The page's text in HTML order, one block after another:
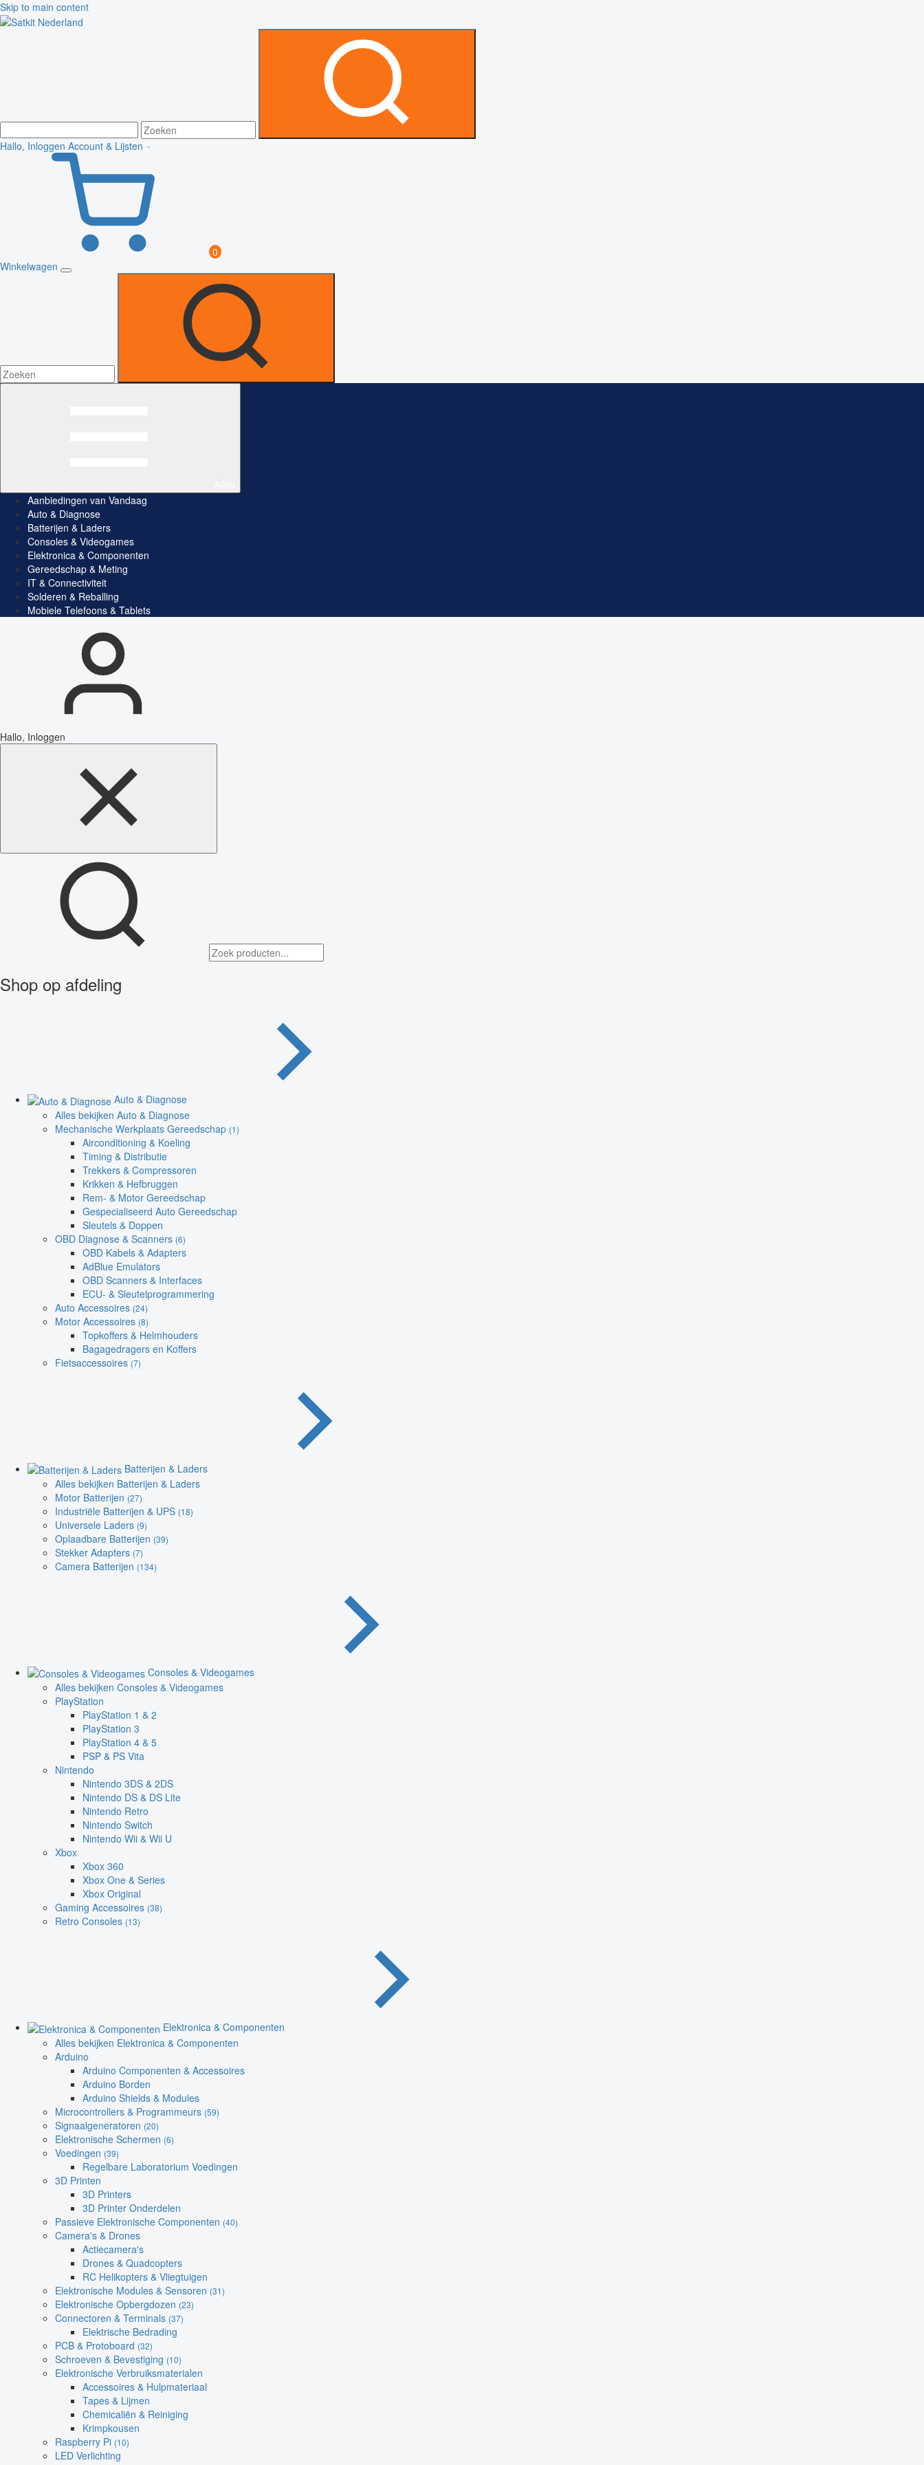
Skip to main content
Hallo, Inloggen Account & Lijsten
0
Winkelwagen
Aanbiedingen van Vandaag
Auto & Diagnose
Batterijen & Laders
Consoles & Videogames
Elektronica & Componenten
Gereedschap & Meting
IT & Connectiviteit
Solderen & Reballing
Mobiele Telefoons & Tablets
Hallo, Inloggen
Shop op afdeling
Auto & Diagnose
Alles bekijken Auto & Diagnose
Mechanische Werkplaats Gereedschap (1)
Airconditioning & Koeling
Timing & Distributie
Trekkers & Compressoren
Krikken & Hefbruggen
Rem- & Motor Gereedschap
Gespecialiseerd Auto Gereedschap
Sleutels & Doppen
OBD Diagnose & Scanners (6)
OBD Kabels & Adapters
AdBlue Emulators
OBD Scanners & Interfaces
ECU- & Sleutelprogrammering
Auto Accessoires (24)
Motor Accessoires (8)
Topkoffers & Helmhouders
Bagagedragers en Koffers
Fietsaccessoires (7)
Batterijen & Laders
Alles bekijken Batterijen & Laders
Motor Batterijen (27)
Industriële Batterijen & UPS (18)
Universele Laders (9)
Oplaadbare Batterijen (39)
Stekker Adapters (7)
Camera Batterijen (134)
Consoles & Videogames
Alles bekijken Consoles & Videogames
PlayStation
PlayStation 1 & 2
PlayStation 3
PlayStation 4 & 5
PSP & PS Vita
Nintendo
Nintendo 3DS & 2DS
Nintendo DS & DS Lite
Nintendo Retro
Nintendo Switch
Nintendo Wii & Wii U
Xbox
Xbox 360
Xbox One & Series
Xbox Original
Gaming Accessoires (38)
Retro Consoles (13)
Elektronica & Componenten
Alles bekijken Elektronica & Componenten
Arduino
Arduino Componenten & Accessoires
Arduino Borden
Arduino Shields & Modules
Microcontrollers & Programmeurs (59)
Signaalgeneratoren (20)
Elektronische Schermen (6)
Voedingen (39)
Regelbare Laboratorium Voedingen
3D Printen
3D Printers
3D Printer Onderdelen
Passieve Elektronische Componenten (40)
Camera's & Drones
Actiecamera's
Drones & Quadcopters
RC Helikopters & Vliegtuigen
Elektronische Modules & Sensoren (31)
Elektronische Opbergdozen (23)
Connectoren & Terminals (37)
Elektrische Bedrading
PCB & Protoboard (32)
Schroeven & Bevestiging (10)
Elektronische Verbruiksmaterialen
Accessoires & Hulpmateriaal
Tapes & Lijmen
Chemicaliën & Reiniging
Krimpkousen
Raspberry Pi (10)
LED Verlichting